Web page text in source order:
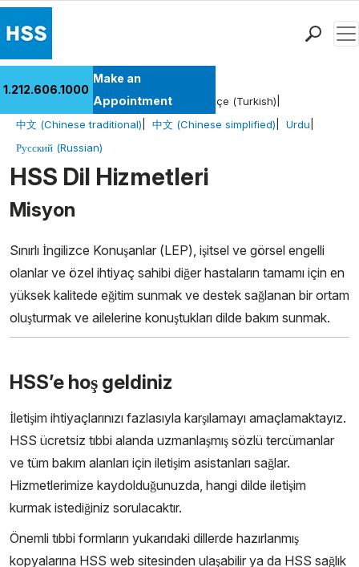
Patient Care
Health Library
Research & Education
Careers
Why Choose HSS
MyHSS Sign In
1.212.606.1000
Make an
Appointment
Español العربية (Arabic)
Türkçe (Turkish)
中文 (Chinese traditional)
中文 (Chinese simplified)
Urdu
Русский (Russian)
HSS Dil Hizmetleri
Misyon
Sınırlı İngilizce Konuşanlar (LEP), işitsel ve görsel engelli
olanlar ve özel ihtiyaç sahibi diğer hastaların tamamı için en
yüksek kalitede eğitim sunmak ve destek sağlanan bir ortam
oluşturmak ve ailelerine konuştukları dilde bakım sunmak.
HSS’e hoş geldiniz
İletişim ihtiyaçlarınızı fazlasıyla karşılamayı amaçlamaktayız.
HSS ücretsiz tıbbi alanda uzmanlaşmış sözlü tercümanlar
ve tüm bakım alanları için iletişim asistanları sağlar.
Hizmetlerimize kaydolduğunuzda, hangi dilde iletişim
kurmak istediğiniz sorulacaktır.
Önemli tıbbi formların yukarıdaki dillerde hazırlanmış
kopyalarına HSS web sitesinden ulaşabilir ya da HSS sağlık